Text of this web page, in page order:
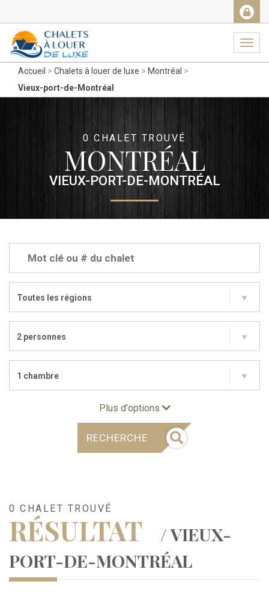
Accueil Chalets à louer de luxe
Montréal
Vieux-port-de-Montréal
0 CHALET TROUVÉ
MONTRÉAL
VIEUX-PORT-DE-MONTRÉAL
Toutes les régions
2 personnes
1 chambre
Plus d'options
RECHERCHE
0 CHALET TROUVÉ
RÉSULTAT
/ VIEUX-
PORT-DE-MONTRÉAL